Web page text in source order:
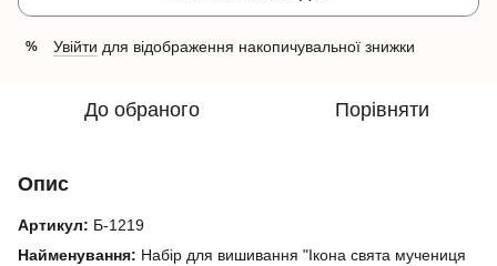
% Увійти для відображення накопичувальної знижки
До обраного Порівняти
Опис
Артикул: Б-1219
Найменування: Набір для вишивання "Ікона свята мучениця